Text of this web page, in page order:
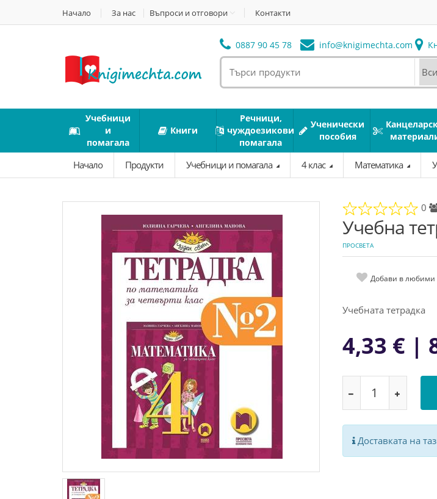
Начало За нас Въпроси и отговори Контакти
0887 90 45 78 info@knigimechta.com
Учебници
и
помагала
Книги
Речници,
чуждоезикови
помагала
Ученически
пособия
Начало Продукти Учебници и помагала 4 клас Математика
0
Учебна
ПРОСВЕТА
Добави в любими
Учебната тетрадка
4,33 € |
Доставката на